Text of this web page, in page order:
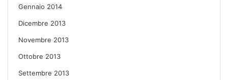
Gennaio 2014
Dicembre 2013
Novembre 2013
Ottobre 2013
Settembre 2013